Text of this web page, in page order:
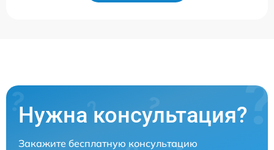
Нужна консультация?
Закажите бесплатную консультацию